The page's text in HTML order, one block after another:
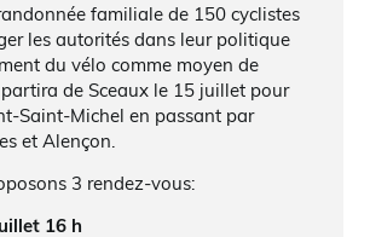
familiale de 150 cyclistes
les autorités dans leur politique
du vélo comme moyen de
de Sceaux le 15 juillet pour
Saint-Michel en passant par
et Alençon.
3 rendez-vous:
16 h